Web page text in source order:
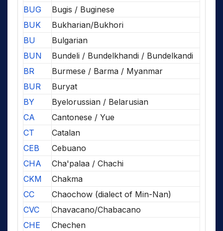
BUG
Bugis / Buginese
BUK
Bukharian/Bukhori
BU
Bulgarian
BUN
Bundeli / Bundelkhandi / Bundelkandi
BR
Burmese / Barma / Myanmar
BUR
Buryat
BY
Byelorussian / Belarusian
CA
Cantonese / Yue
CT
Catalan
CEB
Cebuano
CHA
Cha'palaa / Chachi
CKM
Chakma
CC
Chaochow (dialect of Min-Nan)
CVC
Chavacano/Chabacano
CHE
Chechen